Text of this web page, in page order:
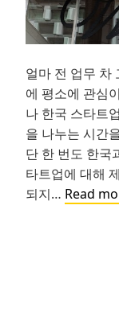
얼마 전 업무 차
에 평소에 관심
나 한국 스타트
을 나누는 시간
단 한 번도 한국
타트업에 대해
되지… Read